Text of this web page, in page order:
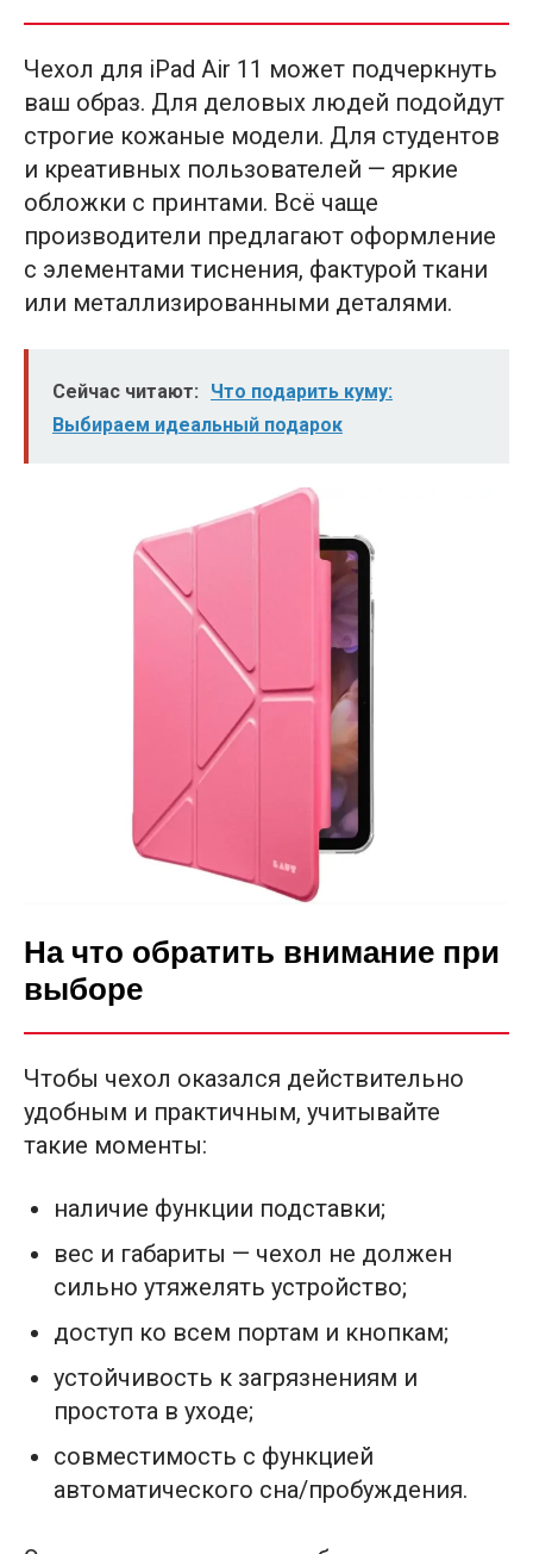
Чехол для iPad Air 11 может подчеркнуть
ваш образ. Для деловых людей подойдут
строгие кожаные модели. Для студентов
и креативных пользователей — яркие
обложки с принтами. Всё чаще
производители предлагают оформление
с элементами тиснения, фактурой ткани
или металлизированными деталями.
Сейчас читают:
Что подарить куму:
Выбираем идеальный подарок
На что обратить внимание при
выборе
Чтобы чехол оказался действительно
удобным и практичным, учитывайте
такие моменты:
наличие функции подставки;
вес и габариты — чехол не должен
сильно утяжелять устройство;
доступ ко всем портам и кнопкам;
устойчивость к загрязнениям и
простота в уходе;
совместимость с функцией
автоматического сна/пробуждения.